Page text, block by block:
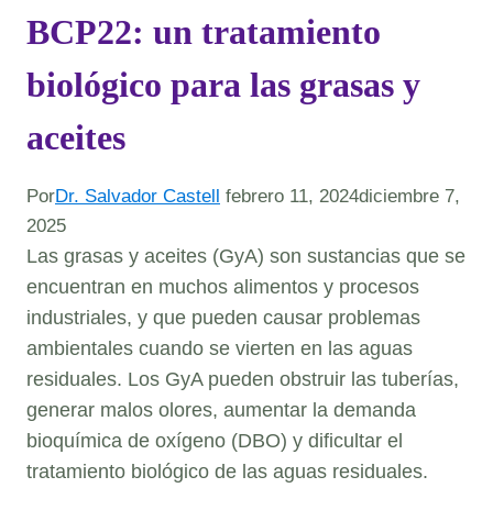
BCP22: un tratamiento
biológico para las grasas y
aceites
PorDr. Salvador Castell febrero 11, 2024diciembre 7,
2025
Las grasas y aceites (GyA) son sustancias que se
encuentran en muchos alimentos y procesos
industriales, y que pueden causar problemas
ambientales cuando se vierten en las aguas
residuales. Los GyA pueden obstruir las tuberías,
generar malos olores, aumentar la demanda
bioquímica de oxígeno (DBO) y dificultar el
tratamiento biológico de las aguas residuales.